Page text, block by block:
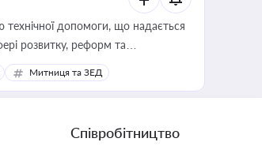
допомоги, що надається
розвитку, реформ та
Митниця та ЗЕД
Співробітництво